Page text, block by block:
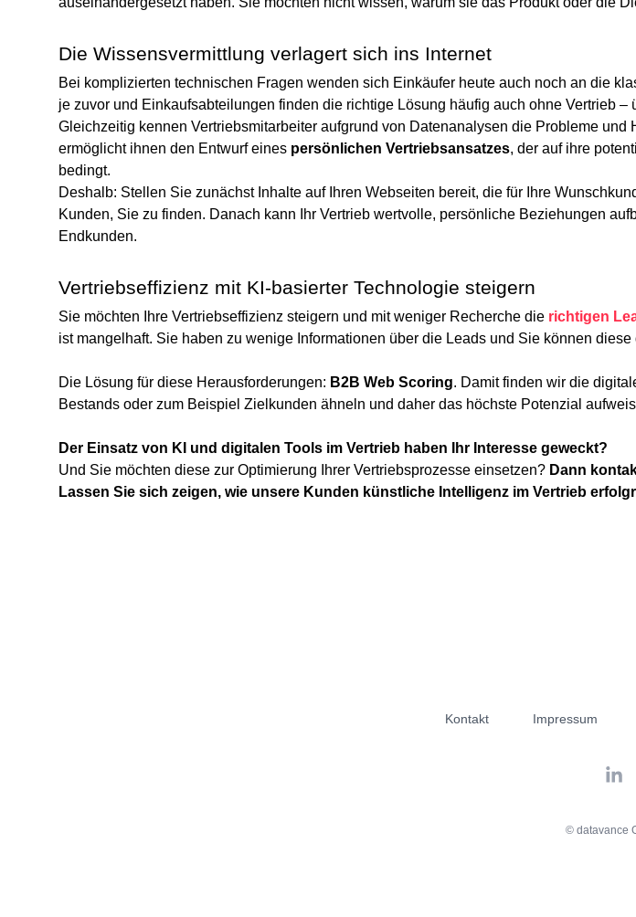
Die Wissensvermittlung verlagert sich ins Internet
Bei komplizierten technischen Fragen wenden sich Einkäufer heute auch noch an die
je zuvor und Einkaufsabteilungen finden die richtige Lösung häufig auch ohne Vertrieb –
Gleichzeitig kennen Vertriebsmitarbeiter aufgrund von Datenanalysen die Probleme
ermöglicht ihnen den Entwurf eines persönlichen Vertriebsansatzes, der auf ihre
bedingt.
Deshalb: Stellen Sie zunächst Inhalte auf Ihren Webseiten bereit, die für Ihre
Kunden, Sie zu finden. Danach kann Ihr Vertrieb wertvolle, persönliche Beziehungen
Endkunden.
Vertriebseffizienz mit KI-basierter Technologie steigern
Sie möchten Ihre Vertriebseffizienz steigern und mit weniger Recherche die richtigen
ist mangelhaft. Sie haben zu wenige Informationen über die Leads und Sie können
Die Lösung für diese Herausforderungen: B2B Web Scoring. Damit finden wir die
Bestands oder zum Beispiel Zielkunden ähneln und daher das höchste Potenzial
Der Einsatz von KI und digitalen Tools im Vertrieb haben Ihr Interesse geweckt?
Und Sie möchten diese zur Optimierung Ihrer Vertriebsprozesse einsetzen? Dann
Lassen Sie sich zeigen, wie unsere Kunden künstliche Intelligenz im Vertrieb
Kontakt Impressum
© datavance